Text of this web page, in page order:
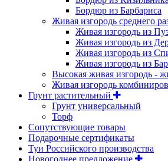
Бордюр из Барбариса
Живая изгородь среднего
Живая изгородь из
Живая изгородь из
Живая изгородь из
Живая изгородь из
Высокая живая изгородь -
Живая изгородь
Грунт растительный
Грунт универсальный
Торф
Сопутствующие товары
Подарочные сертификаты
Туи Российского производства
Новогоднее предложение